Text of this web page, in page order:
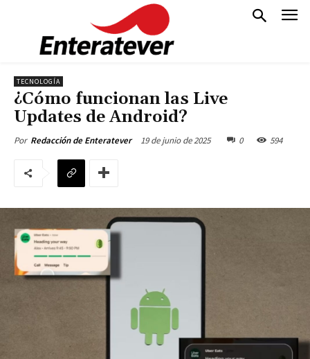
TECNOLOGÍA
¿Cómo funcionan las Live
Updates de Android?
Por Redacción de Enteratever 19 de junio de 2025 0 594